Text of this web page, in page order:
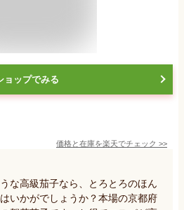
ョップでみる
価格と在庫を楽天でチェック >>
な高級茄子なら、とろとろのほん
いかがでしょうか？本場の京都府